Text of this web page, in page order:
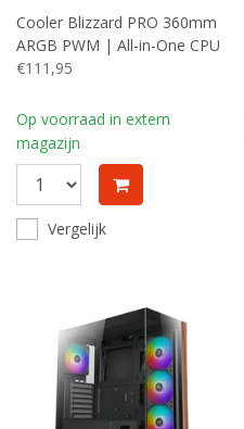
Cooler Blizzard PRO 360mm
ARGB PWM | All-in-One CPU
Waterkoeler
€111,95
Op voorraad in extern
magazijn
Vergelijk